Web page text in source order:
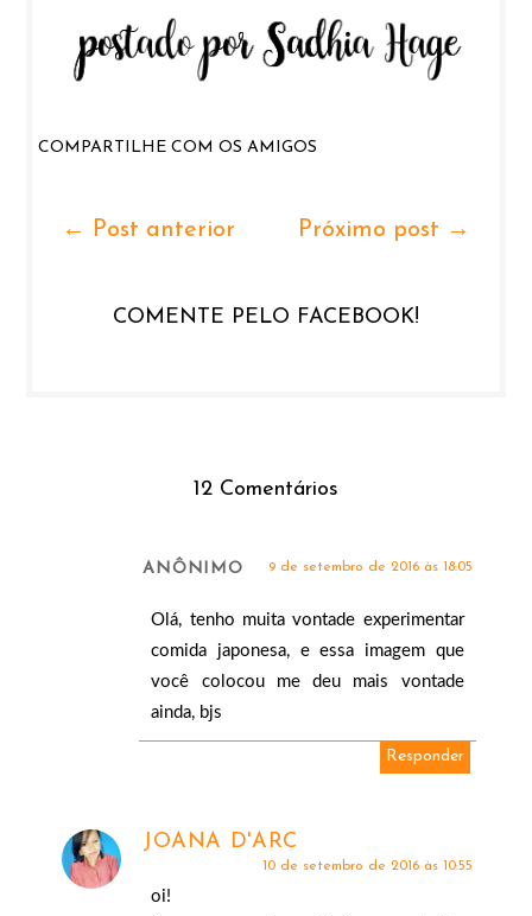
COMPARTILHE COM OS AMIGOS
Próximo post →
← Post anterior
COMENTE PELO FACEBOOK!
12 Comentários
ANÔNIMO 9 de setembro de 2016 às 18:05
Olá, tenho muita vontade experimentar
comida japonesa, e essa imagem que
você colocou me deu mais vontade
ainda, bjs
Responder
JOANA D'ARC
10 de setembro de 2016 às 10:55
oi!